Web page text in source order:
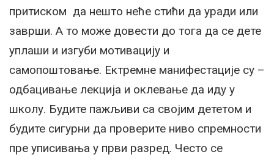
притиском да нешто неће стићи да уради или
заврши. А то може довести до тога да се дете
уплаши и изгуби мотивацију и
самопоштовање. Ектремне манифестације су –
одбацивање лекција и оклевање да иду у
школу. Будите пажљиви са својим дететом и
будите сигурни да проверите ниво спремности
пре уписивања у први разред. Често се